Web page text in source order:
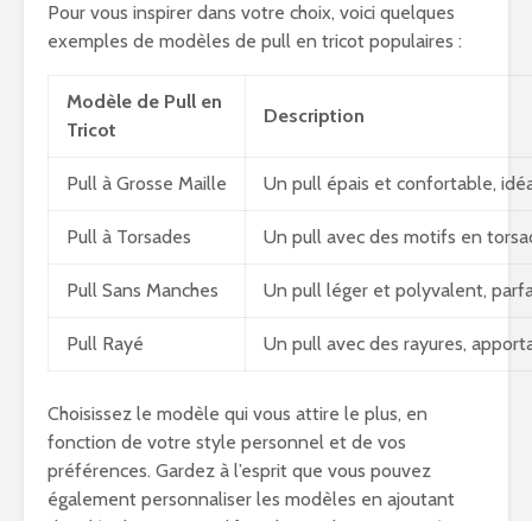
Pour vous inspirer dans votre choix, voici quelques
exemples de modèles de pull en tricot populaires :
Modèle de Pull en
Tricot
Description
Pull à Grosse Maille Un pull épais et confortable,
Pull à Torsades Un pull avec des motifs en
Pull Sans Manches Un pull léger et polyvalent,
Pull Rayé Un pull avec des rayures,
Choisissez le modèle qui vous attire le plus, en
fonction de votre style personnel et de vos
préférences. Gardez à l’esprit que vous pouvez
également personnaliser les modèles en ajoutant